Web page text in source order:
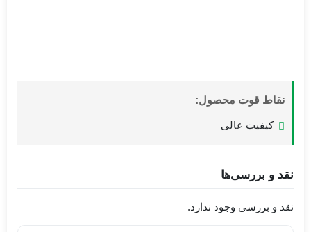
نقاط قوت محصول:
کیفیت عالی
نقد و بررسی‌ها
نقد و بررسی وجود ندارد.